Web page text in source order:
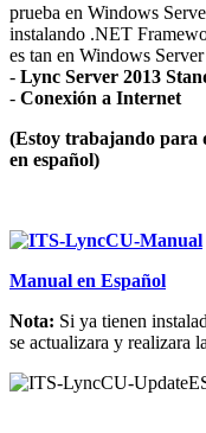
prueba en Windows
instalando .NET
es tan en Windows
- Lync Server 2013
- Conexión a Internet
(Estoy trabajando para
en español)
Manual en Español
Nota: Si ya tienen
se actualizara y realizara